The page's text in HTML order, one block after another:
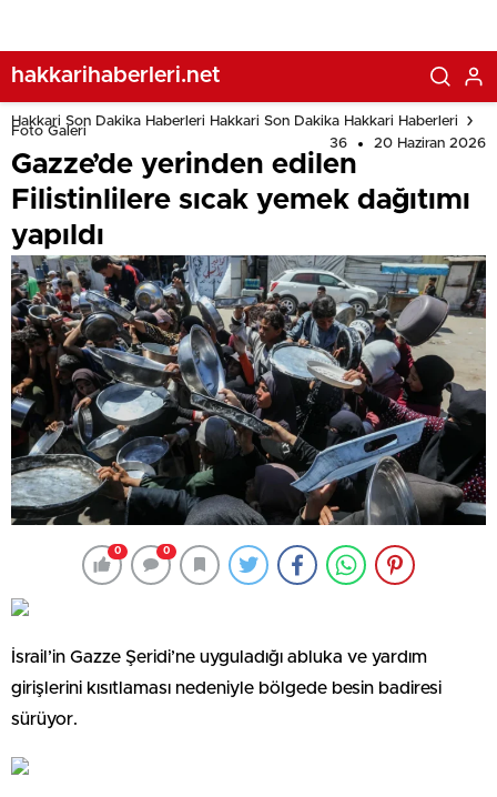
hakkarihaberleri.net
Hakkari Son Dakika Haberleri Hakkari Son Dakika Hakkari Haberleri
Foto Galeri
36
20 Haziran 2026
Gazze’de yerinden edilen
Filistinlilere sıcak yemek dağıtımı
yapıldı
0 0
İsrail’in Gazze Şeridi’ne uyguladığı abluka ve yardım
girişlerini kısıtlaması nedeniyle bölgede besin badiresi
sürüyor.